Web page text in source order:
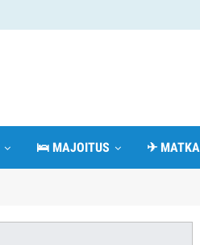
🛌 MAJOITUS ✈